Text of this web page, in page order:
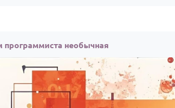
программиста необычная